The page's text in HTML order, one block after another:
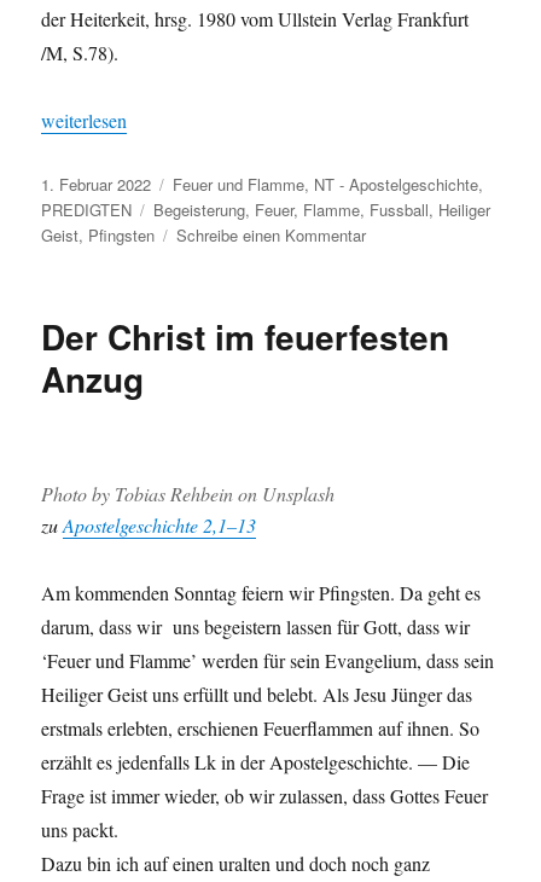
der Heit­erkeit, hrsg. 1980 vom Ull­stein Ver­lag Frank­furt
/M, S.78).
„Feuer und Flamme“
weit­er­lesen
Veröffentlicht
am
1. Februar 2022 Kategorien
Feuer und Flamme, NT - Apostelgeschichte,
PREDIGTEN
Schlagwörter
Begeisterung, Feuer, Flamme, Fussball, Heiliger
Geist, Pfingsten Schreibe einen Kommentarzu
Der Christ im feuerfesten
Anzug
Pho­to by Tobias Rehbein on Unsplash
zuApos­telgeschichte 2,1–13
Am kom­menden Son­ntag feiern wir Pfin­g­sten. Da geht es
darum, dass wir uns begeis­tern lassen für Gott, dass wir
‘Feuer und Flamme’ wer­den für sein Evan­geli­um, dass sein
Heiliger Geist uns erfüllt und belebt. Als Jesu Jünger das
erst­mals erlebten, erschienen Feuer­flam­men auf ihnen. So
erzählt es jeden­falls Lk in der Apos­telgeschichte. — Die
Frage ist immer wieder, ob wir zulassen, dass Gottes Feuer
uns packt.
Dazu bin ich auf einen ural­ten und doch noch ganz